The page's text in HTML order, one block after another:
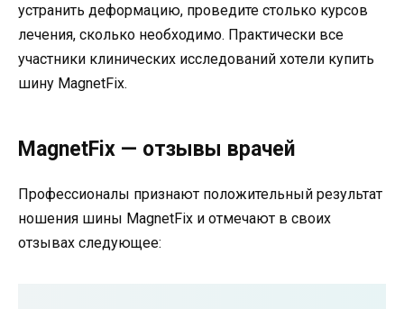
устранить деформацию, проведите столько курсов
лечения, сколько необходимо. Практически все
участники клинических исследований хотели купить
шину MagnetFix.
MagnetFix — отзывы врачей
Профессионалы признают положительный результат
ношения шины MagnetFix и отмечают в своих
отзывах следующее: